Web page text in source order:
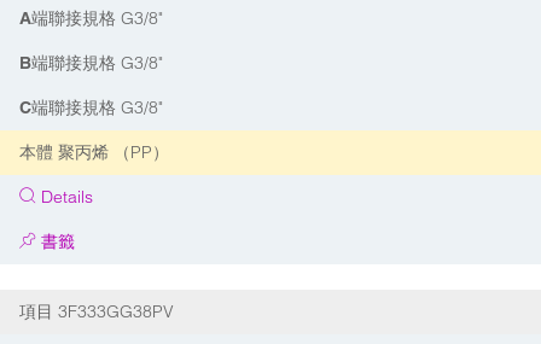
A端聯接規格 G3/8"
B端聯接規格 G3/8"
C端聯接規格 G3/8"
本體 聚丙烯 （PP）
Details
書籤
項目 3F333GG38PV